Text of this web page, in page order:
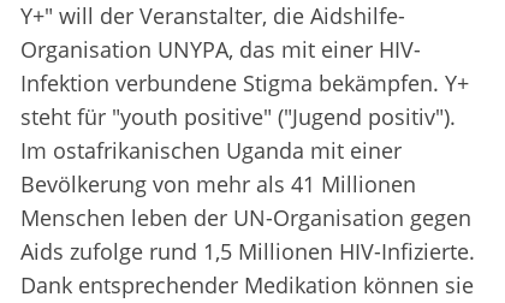
Y+" will der Veranstalter, die Aidshilfe-
Organisation UNYPA, das mit einer HIV-
Infektion verbundene Stigma bekämpfen. Y+
steht für "youth positive" ("Jugend positiv").
Im ostafrikanischen Uganda mit einer
Bevölkerung von mehr als 41 Millionen
Menschen leben der UN-Organisation gegen
Aids zufolge rund 1,5 Millionen HIV-Infizierte.
Dank entsprechender Medikation können sie